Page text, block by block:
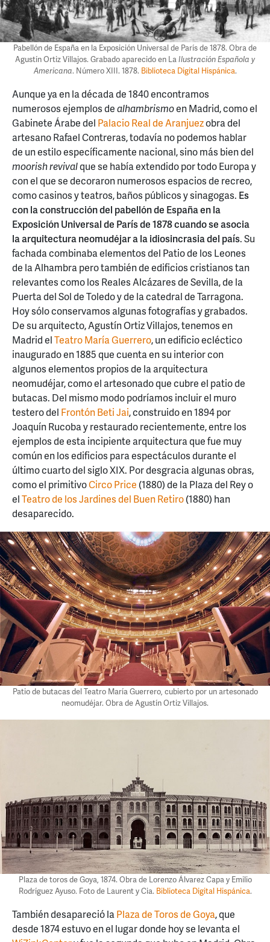
Pabellón de España en la Exposición Universal de París de 1878. Obra de
Agustín Ortiz Villajos. Grabado aparecido en LaIlustración Española y
Americana. Número XIII. 1878. Biblioteca Digital Hispánica.
Aunque ya en la década de 1840 encontramos
numerosos ejemplos dealhambrismoen Madrid, como el
Gabinete Árabe del Palacio Real de Aranjuezobra del
artesano Rafael Contreras, todavía no podemos hablar
de un estilo específicamente nacional, sino más bien del
moorish revivalque se había extendido por todo Europa y
con el que se decoraron numerosos espacios de recreo,
como casinos y teatros, baños públicos y sinagogas. Es
con la construcción del pabellón de España en la
Exposición Universal de París de 1878 cuando se asocia
la arquitectura neomudéjar a la idiosincrasia del país. Su
fachada combinaba elementos del Patio de los Leones
de la Alhambra pero también de edificios cristianos tan
relevantes como los Reales Alcázares de Sevilla, de la
Puerta del Sol de Toledo y de la catedral de Tarragona.
Hoy sólo conservamos algunas fotografías y grabados.
De su arquitecto, Agustín Ortiz Villajos, tenemos en
Madrid elTeatro María Guerrero, un edificio ecléctico
inaugurado en 1885 que cuenta en su interior con
algunos elementos propios de la arquitectura
neomudéjar, como el artesonado que cubre el patio de
butacas. Del mismo modo podríamos incluir el muro
testero del Frontón Beti Jai, construido en 1894 por
Joaquín Rucoba y restaurado recientemente, entre los
ejemplos de esta incipiente arquitectura que fue muy
común en los edificios para espectáculos durante el
último cuarto del siglo XIX. Por desgracia algunas obras,
como el primitivoCirco Price (1880) de la Plaza del Rey o
elTeatro de los Jardines del Buen Retiro(1880) han
desaparecido.
Patio de butacas del Teatro María Guerrero, cubierto por un artesonado
neomudéjar. Obra de Agustín Ortiz Villajos.
Plaza de toros de Goya, 1874. Obra de Lorenzo Álvarez Capa y Emilio
Rodríguez Ayuso. Foto de Laurent y Cia. Biblioteca Digital Hispánica.
También desapareció laPlaza de Toros de Goya, que
desde 1874 estuvo en el lugar donde hoy se levanta el